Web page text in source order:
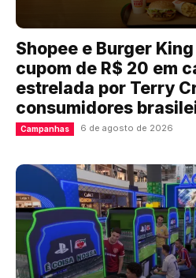
Shopee e Burger
cupom de R$ 20 em
estrelada por Terry
consumidores
Campanhas 6 de agosto de 2026